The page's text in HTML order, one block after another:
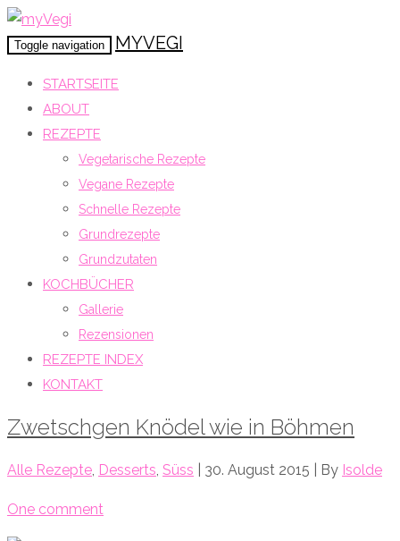
Toggle navigation MYVEGI
STARTSEITE
ABOUT
REZEPTE
Vegetarische Rezepte
Vegane Rezepte
Schnelle Rezepte
Grundrezepte
Grundzutaten
KOCHBÜCHER
Gallerie
Rezensionen
REZEPTE INDEX
KONTAKT
Zwetschgen Knödel wie in Böhmen
Alle Rezepte, Desserts, Süss | 30. August 2015 | By Isolde
One comment